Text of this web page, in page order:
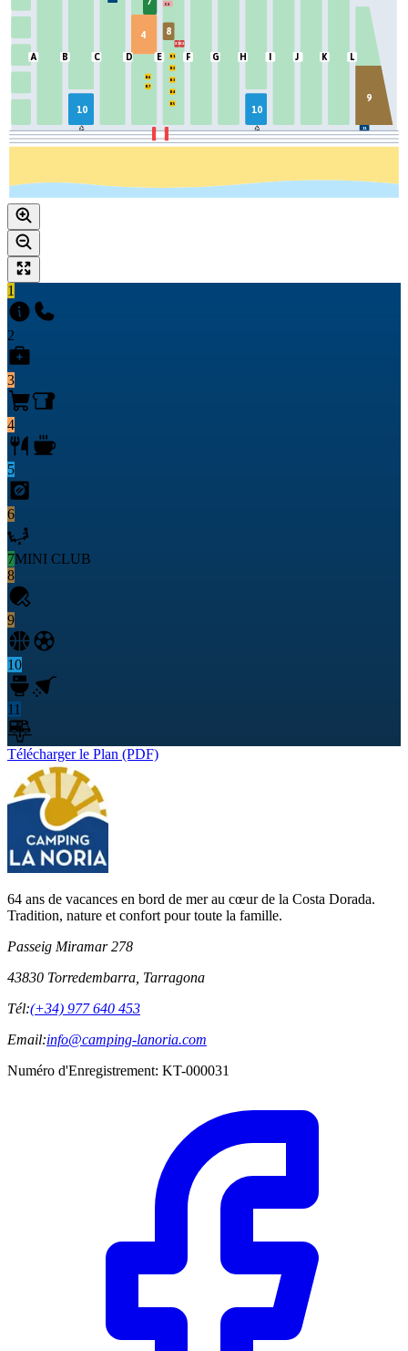
4
10 10
8
9
11
A B C D E F G H I J K L
C2
X1X2
B6
B7
B1
B2
B3
B4
B5
1
2
3
4
5
6
7MINI CLUB
8
9
10
11
Télécharger le Plan (PDF)
64 ans de vacances en bord de mer au cœur de la Costa Dorada.
Tradition, nature et confort pour toute la famille.
Passeig Miramar 278
43830 Torredembarra, Tarragona
Tél:(+34) 977 640 453
Email:info@camping-lanoria.com
Numéro d'Enregistrement: KT-000031